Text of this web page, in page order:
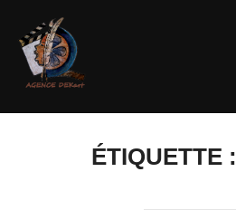
ÉTIQUETTE :